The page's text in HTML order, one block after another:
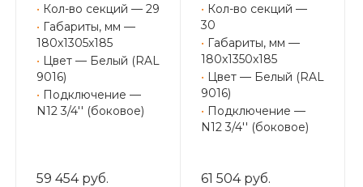
• Кол-во секций — 29
• Габариты, мм —
180x1305x185
• Цвет — Белый (RAL
9016)
• Подключение —
N12 3/4'' (боковое)
59 454 руб.
• Кол-во секций —
30
• Габариты, мм —
180x1350x185
• Цвет — Белый (RAL
9016)
• Подключение —
N12 3/4'' (боковое)
61 504 руб.